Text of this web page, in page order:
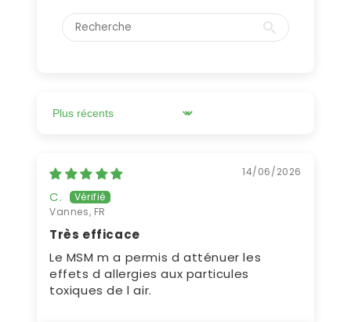
Sort by
14/06/2026
C.
Vannes, FR
Très efficace
Le MSM m a permis d atténuer les
effets d allergies aux particules
toxiques de l air.